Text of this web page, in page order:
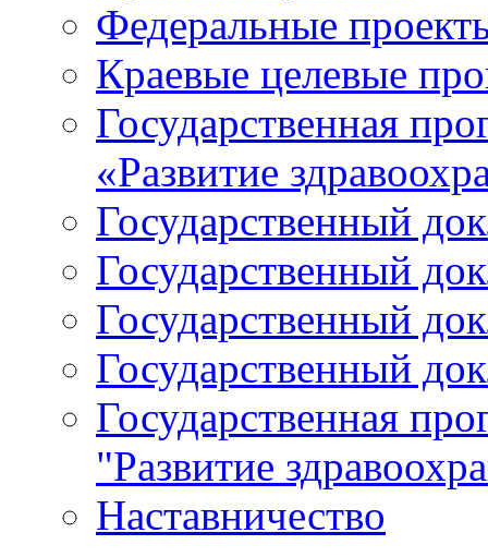
Федеральные
Краевые целевые
Государственная
«Развитие
Государственный
Государственный
Государственный
Государственный
Государственная
"Развитие
Наставничество